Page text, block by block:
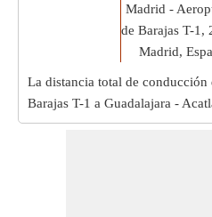
Madrid -
de Barajas T-1,
Madrid,
La distancia total de
Barajas T-1 a Guadalajara -